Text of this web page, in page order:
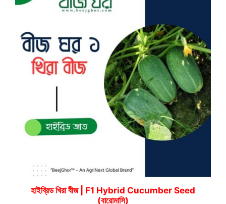
হাইব্রিড খিরা বীজ | F1 Hybrid Cucumber Seed
(বারোমাসি)